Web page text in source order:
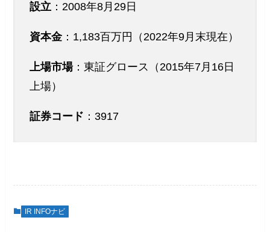
設立 ：2008年8月29日
資本金 ：1,183百万円（2022年9月末現在）
上場市場：東証グロース（2015年7月16日
上場）
証券コード ：3917
IR INFOナビ